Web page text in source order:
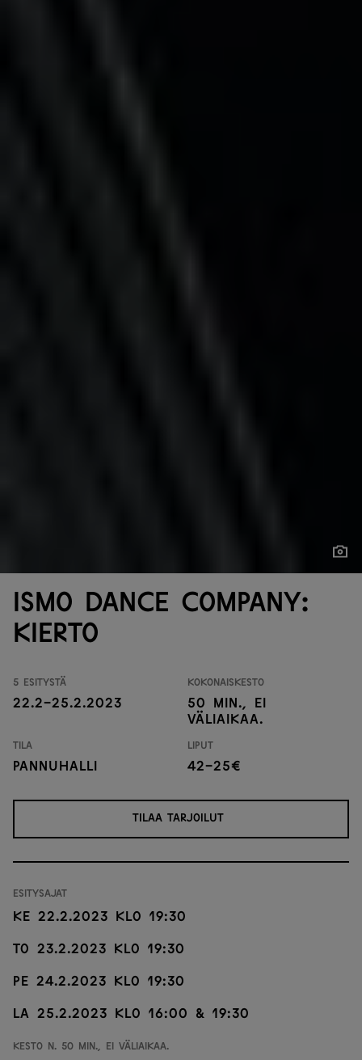
Ismo Dance Company:
Kierto
5 esitystä
22.2-25.2.2023
Kokonaiskesto
50 min., ei
väliaikaa.
Tila
Pannuhalli
Liput
42-25€
TILAA TARJOILUT
Esitysajat
ke 22.2.2023 klo 19:30
to 23.2.2023 klo 19:30
pe 24.2.2023 klo 19:30
la 25.2.2023 klo 16:00 & 19:30
Kesto n. 50 min., ei väliaikaa.